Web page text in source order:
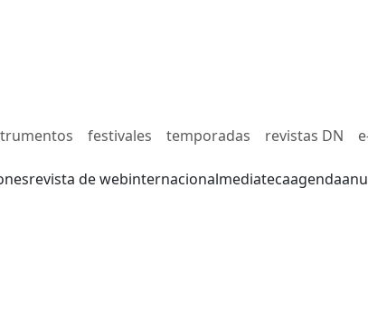
festivales temporadas revistas DN
revista de webinternacionalmediatecaagenda